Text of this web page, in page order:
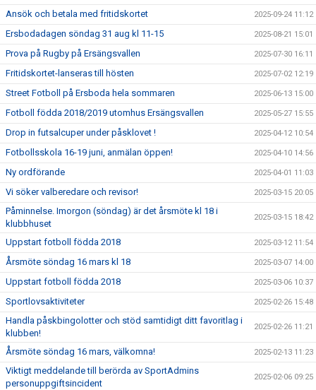
Ansök och betala med fritidskortet 2025-09-24 11:12
Ersbodadagen söndag 31 aug kl 11-15 2025-08-21 15:01
Prova på Rugby på Ersängsvallen 2025-07-30 16:11
Fritidskortet-lanseras till hösten 2025-07-02 12:19
Street Fotboll på Ersboda hela sommaren 2025-06-13 15:00
Fotboll födda 2018/2019 utomhus Ersängsvallen 2025-05-27 15:55
Drop in futsalcuper under påsklovet ! 2025-04-12 10:54
Fotbollsskola 16-19 juni, anmälan öppen! 2025-04-10 14:56
Ny ordförande 2025-04-01 11:03
Vi söker valberedare och revisor! 2025-03-15 20:05
Påminnelse. Imorgon (söndag) är det årsmöte kl 18 i
klubbhuset
2025-03-15 18:42
Uppstart fotboll födda 2018 2025-03-12 11:54
Årsmöte söndag 16 mars kl 18 2025-03-07 14:00
Uppstart fotboll födda 2018 2025-03-06 10:37
Sportlovsaktiviteter 2025-02-26 15:48
Handla påskbingolotter och stöd samtidigt ditt favoritlag i
klubben!
2025-02-26 11:21
Årsmöte söndag 16 mars, välkomna! 2025-02-13 11:23
Viktigt meddelande till berörda av SportAdmins
personuppgiftsincident
2025-02-06 09:25